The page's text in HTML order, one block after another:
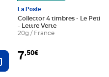
Ajouter au panier
La Poste
Collector 4 timbres - Le Petit
- Lettre Verte
20g / France
7,50€